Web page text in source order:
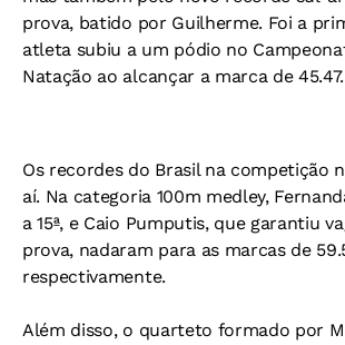
prova, batido por Guilherme. Foi a
atleta subiu a um pódio no
Natação ao alcançar a marca de 45.47.
Os recordes do Brasil na competição
aí. Na categoria 100m medley,
a 15ª, e Caio Pumputis, que garantiu
prova, nadaram para as marcas de
respectivamente.
Além disso, o quarteto formado por